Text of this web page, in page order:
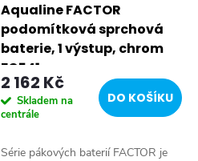
Aqualine FACTOR
podomítková sprchová
baterie, 1 výstup, chrom
FC541
2 162 Kč
Skladem na
centrále
DO KOŠÍKU
Série pákových baterií FACTOR je